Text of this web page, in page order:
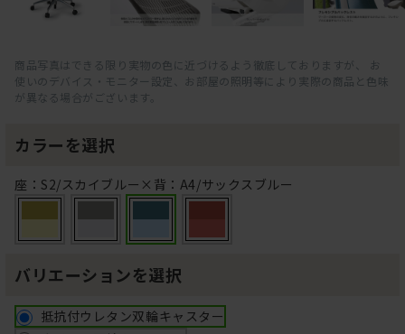
商品写真はできる限り実物の色に近づけるよう徹底しておりますが、 お
使いのデバイス・モニター設定、お部屋の照明等により実際の商品と色味
が異なる場合がございます。
カラーを選択
座：S2/スカイブルー×背：A4/サックスブルー
バリエーションを選択
抵抗付ウレタン双輪キャスター